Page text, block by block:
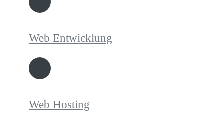
Web Entwicklung
Web Hosting